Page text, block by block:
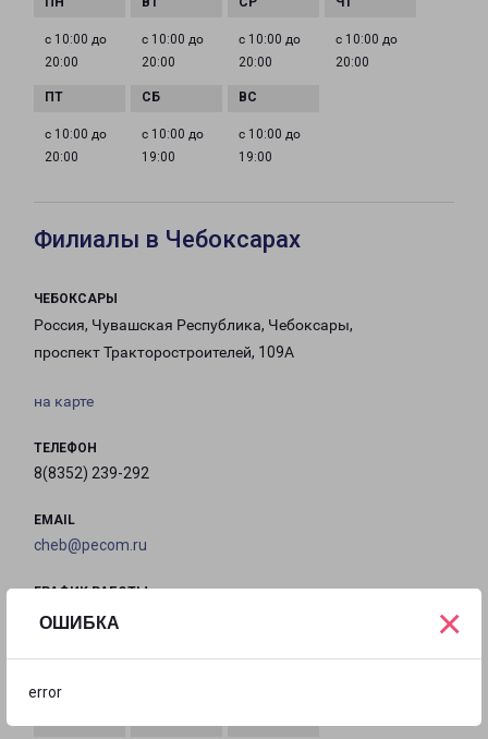
ОШИБКА
error
×
с 10:00 до
20:00
с 10:00 до
20:00
с 10:00 до
20:00
с 10:00 до
20:00
с 10:00 до
20:00
с 10:00 до
19:00
с 10:00 до
19:00
Филиалы в Чебоксарах
ЧЕБОКСАРЫ
Россия, Чувашская Республика, Чебоксары,
проспект Тракторостроителей, 109А
на карте
ТЕЛЕФОН
8(8352) 239-292
EMAIL
cheb@pecom.ru
ГРАФИК РАБОТЫ
с 08:00 до
18:00
с 08:00 до
с 08:00 до
с 08:00 до